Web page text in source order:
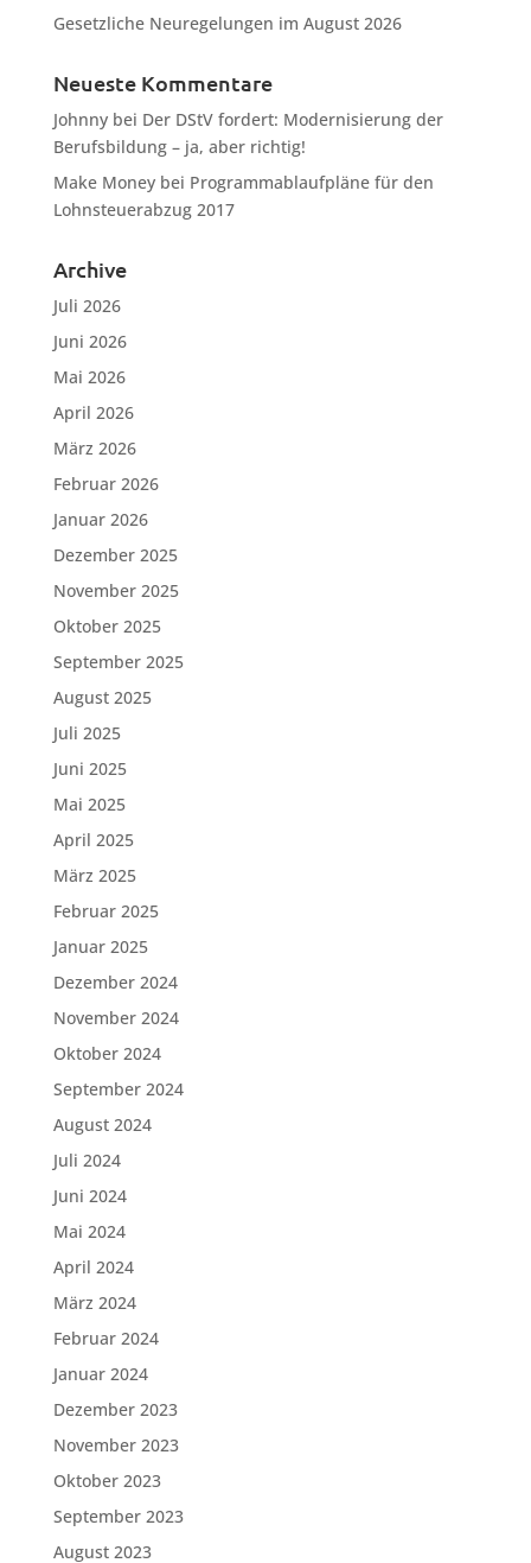
Gesetzliche Neuregelungen im August 2026
Neueste Kommentare
Johnnybei Der DStV fordert: Modernisierung der
Berufsbildung – ja, aber richtig!
Make Moneybei Programmablaufpläne für den
Lohnsteuerabzug 2017
Archive
Juli 2026
Juni 2026
Mai 2026
April 2026
März 2026
Februar 2026
Januar 2026
Dezember 2025
November 2025
Oktober 2025
September 2025
August 2025
Juli 2025
Juni 2025
Mai 2025
April 2025
März 2025
Februar 2025
Januar 2025
Dezember 2024
November 2024
Oktober 2024
September 2024
August 2024
Juli 2024
Juni 2024
Mai 2024
April 2024
März 2024
Februar 2024
Januar 2024
Dezember 2023
November 2023
Oktober 2023
September 2023
August 2023